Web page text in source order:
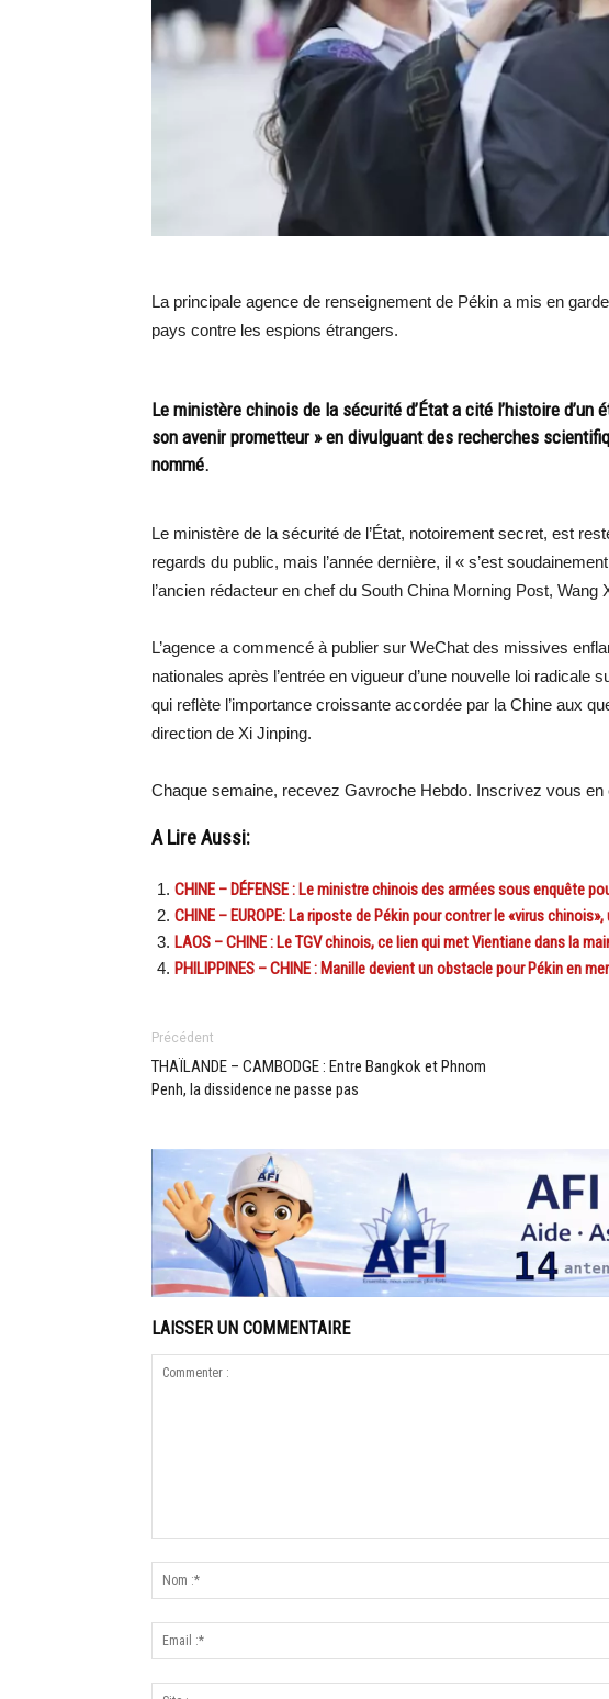
La principale agence de renseignement de Pékin a mis en
pays contre les espions étrangers.
Le ministère chinois de la sécurité d’État a cité l’histoire d’un
son avenir prometteur » en divulguant des recherches
nommé.
Le ministère de la sécurité de l’État, notoirement secret, est
regards du public, mais l’année dernière, il « s’est
l’ancien rédacteur en chef du South China Morning Post, Wang
L’agence a commencé à publier sur WeChat des missives
nationales après l’entrée en vigueur d’une nouvelle loi radicale
qui reflète l’importance croissante accordée par la Chine aux
direction de Xi Jinping.
Chaque semaine, recevez Gavroche Hebdo. Inscrivez vous en
A Lire Aussi:
CHINE – DÉFENSE : Le ministre chinois des armées sous enquête
CHINE – EUROPE: La riposte de Pékin pour contrer le «virus
LAOS – CHINE : Le TGV chinois, ce lien qui met Vientiane dans la
PHILIPPINES – CHINE : Manille devient un obstacle pour Pékin en
Précédent
THAÏLANDE – CAMBODGE : Entre Bangkok et Phnom
Penh, la dissidence ne passe pas
LAISSER UN COMMENTAIRE